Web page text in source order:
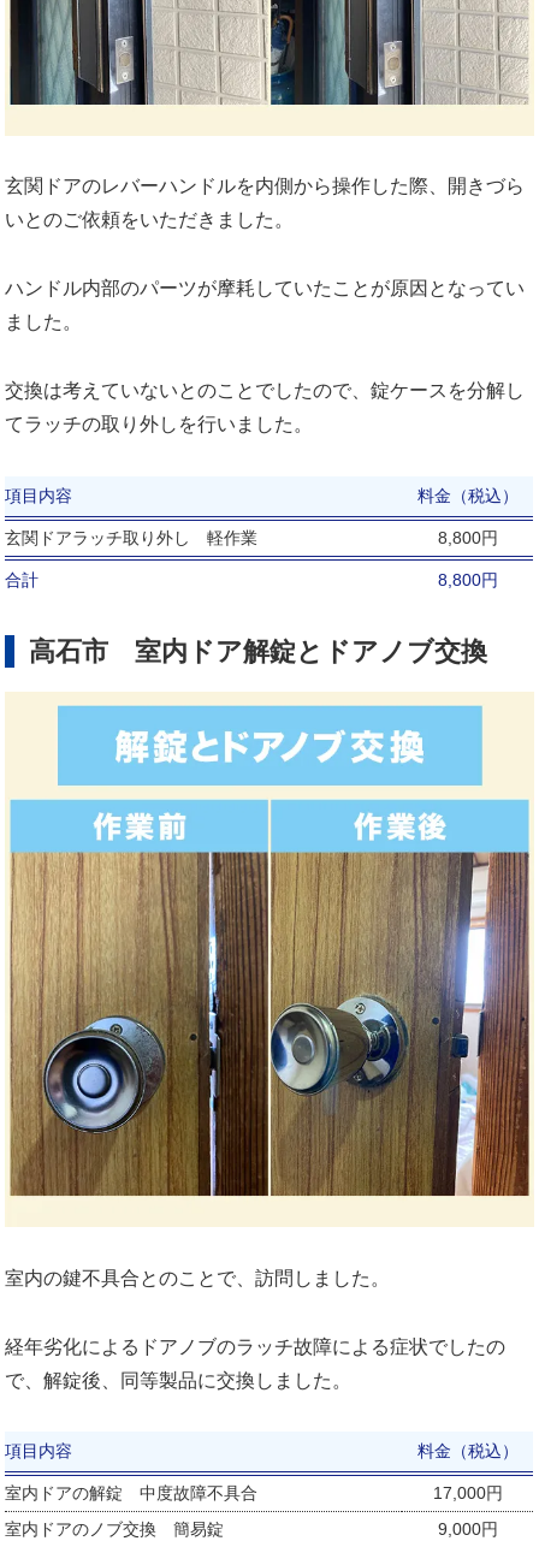
玄関ドアのレバーハンドルを内側から操作した際、開きづら
いとのご依頼をいただきました。
ハンドル内部のパーツが摩耗していたことが原因となってい
ました。
交換は考えていないとのことでしたので、錠ケースを分解し
てラッチの取り外しを行いました。
項目内容 料金（税込）
玄関ドアラッチ取り外し 軽作業 8,800円
合計 8,800円
高石市 室内ドア解錠とドアノブ交換
室内の鍵不具合とのことで、訪問しました。
経年劣化によるドアノブのラッチ故障による症状でしたの
で、解錠後、同等製品に交換しました。
項目内容 料金（税込）
室内ドアの解錠 中度故障不具合
17,000円
室内ドアのノブ交換 簡易錠
9,000円